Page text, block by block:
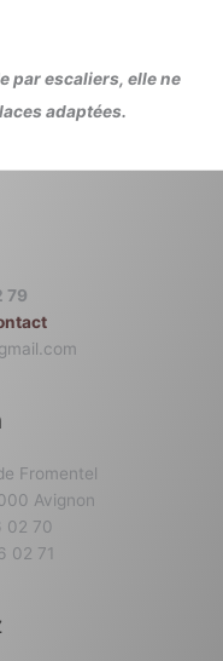
par escaliers, elle ne
adaptées.
79
Fromentel
Avignon
02 70
02 71